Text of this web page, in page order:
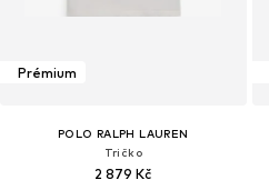
Prémium
POLO RALPH LAUREN
Tričko
2 879 Kč